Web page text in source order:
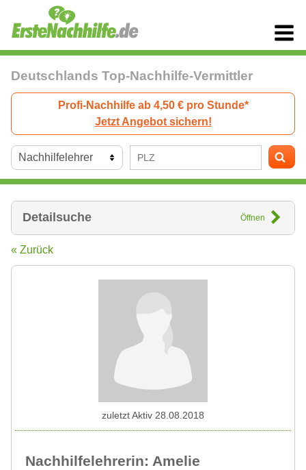
Deutschlands Top-Nachhilfe-Vermittler
Profi-Nachhilfe ab 4,50 € pro Stunde*
Jetzt Angebot sichern!
Detailsuche Öffnen
« Zurück
Nachhilfelehrerin: Amelie
zuletzt Aktiv 28.08.2018